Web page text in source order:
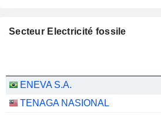
Secteur Electricité fossile
ENEVA S.A.
TENAGA NASIONAL